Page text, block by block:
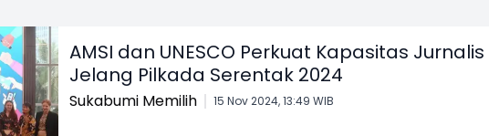
AMSI dan UNESCO Perkuat Kapasitas Jurnalis
Jelang Pilkada Serentak 2024
Sukabumi Memilih 15 Nov 2024, 13:49 WIB